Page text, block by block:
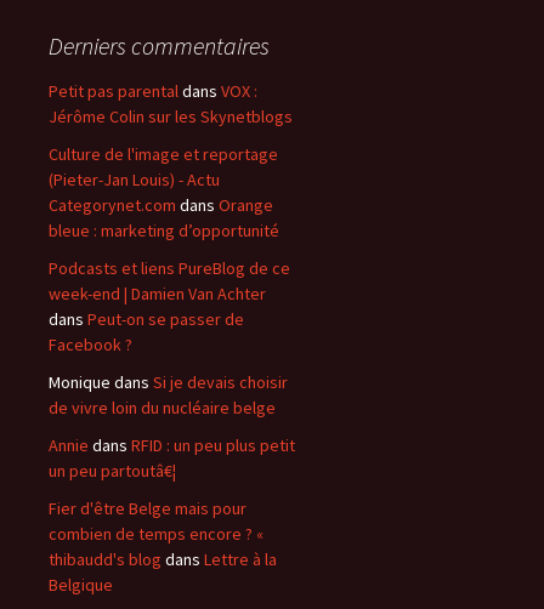
Derniers commentaires
Petit pas parentaldans VOX :
Jérôme Colin sur les Skynetblogs
Culture de l'image et reportage
(Pieter-Jan Louis) - Actu
Categorynet.com dans Orange
bleue : marketing d’opportunité
Podcasts et liens PureBlog de ce
week-end | Damien Van Achter
dans Peut-on se passer de
Facebook ?
Monique dans Si je devais choisir
de vivre loin du nucléaire belge
Annie dans RFID : un peu plus petit
un peu partoutâ€¦
Fier d'être Belge mais pour
combien de temps encore ? «
thibaudd's blog dans Lettre à la
Belgique